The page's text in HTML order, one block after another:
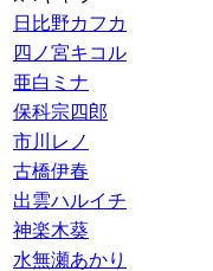
日比野カフカ
四ノ宮キコル
亜白ミナ
保科宗四郎
市川レノ
古橋伊春
出雲ハルイチ
神楽木葵
水無瀬あかり